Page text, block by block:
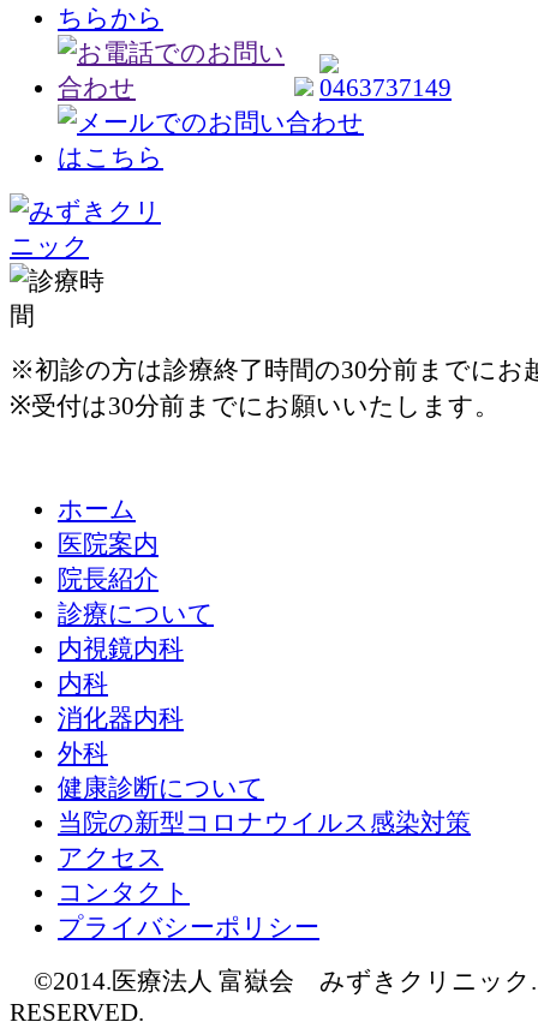
※初診の方は診療終了時間の30分前までにお
※受付は30分前までにお願いいたします。
ホーム
医院案内
院長紹介
診療について
内視鏡内科
内科
消化器内科
外科
健康診断について
当院の新型コロナウイルス感染対策
アクセス
コンタクト
プライバシーポリシー
©2014.医療法人 富嶽会 みずきクリニック.
RESERVED.